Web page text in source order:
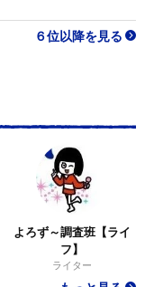
６位以降を見る
よろず～調査班【ライ
フ】
ライター